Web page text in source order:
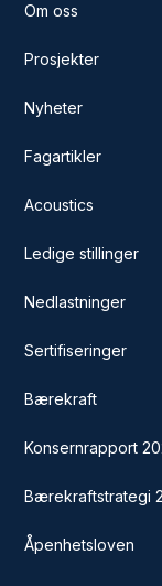
Om oss
Prosjekter
Nyheter
Fagartikler
Acoustics
Ledige stillinger
Nedlastninger
Sertifiseringer
Bærekraft
Konsernrapport
Bærekraftstrategi
Åpenhetsloven